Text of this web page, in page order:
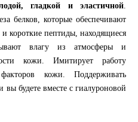
гладкой и эластичной
белков, которые обеспечивают
короткие пептиды, находящиеся
влагу из атмосферы и
кожи. Имитирует работу
кожи. Поддерживать
будете вместе с гиалуроновой